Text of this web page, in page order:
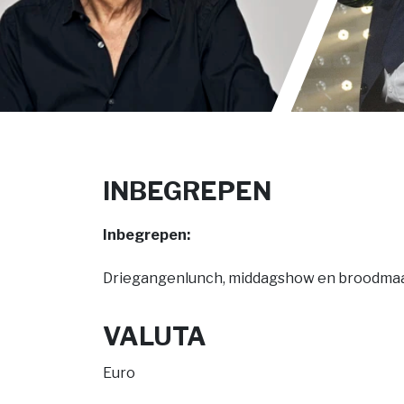
INBEGREPEN
Inbegrepen:
Driegangenlunch, middagshow en
VALUTA
Euro